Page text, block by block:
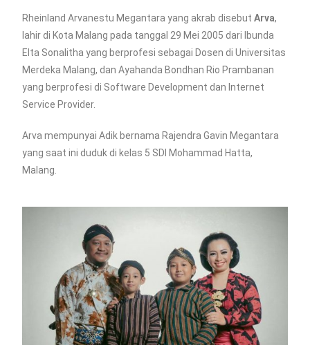
Rheinland Arvanestu Megantara yang akrab disebutArva,
lahir di Kota Malang pada tanggal 29 Mei 2005 dari Ibunda
Elta Sonalitha yang berprofesi sebagai Dosen di Universitas
Merdeka Malang, dan Ayahanda Bondhan Rio Prambanan
yang berprofesi di Software Development dan Internet
Service Provider.
Arva mempunyai Adik bernama Rajendra Gavin Megantara
yang saat ini duduk di kelas 5 SDI Mohammad Hatta,
Malang.